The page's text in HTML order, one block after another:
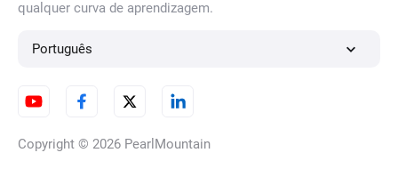
qualquer curva de aprendizagem.
Português
Copyright © 2026 PearlMountain